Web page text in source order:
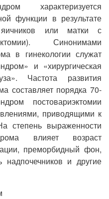
характеризуется
функции в результате
яичников или матки с
Синонимами
в гинекологии служат
и «хирургическая
Частота развития
составляет порядка 70-
постовариэктомии
приводящими к
степень выраженности
влияет возраст
преморбидный фон,
надпочечников и другие